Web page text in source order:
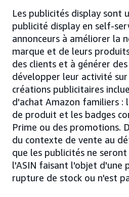
Les publicités display sont
publicité display en self-
annonceurs à améliorer la
marque et de leurs
des clients et à générer
développer leur activité sur
créations publicitaires
d'achat Amazon familiers :
de produit et les badges
Prime ou des promotions.
du contexte de vente au
que les publicités ne
l'ASIN faisant l'objet d'une
rupture de stock ou n'est